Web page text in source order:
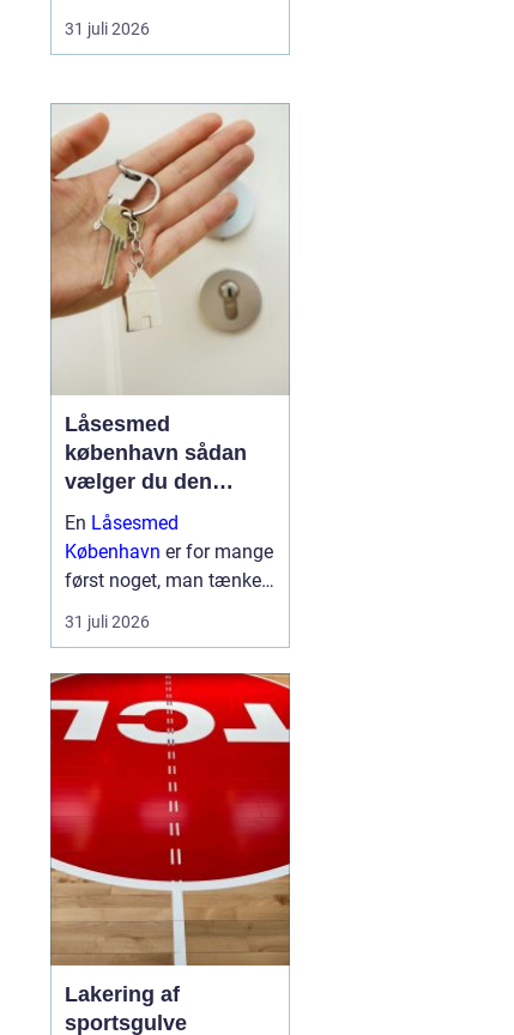
styr på, og du skal både
have logistik, tidsplan og
kan etprofessionelt
flyttefirma i Århus gøre
forskellen mellem kaos...
31 juli 2026
Låsesmed
københavn sådan
vælger du den
rigtige hjælp
En Låsesmed
København er for mange
først noget, man tænker
på, når uheldet er ude.
Nøglen ligger inde i bilen,
eller fjernbetjeningen
virker ikke. I en presset
situation kan det være
31 juli 2026
Lakering af
sportsgulve